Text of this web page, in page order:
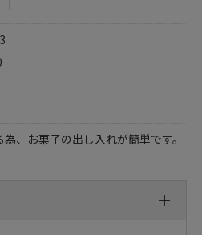
、お菓子の出し入れが簡単です。